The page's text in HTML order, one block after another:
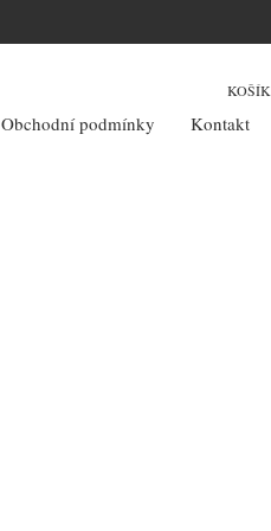
KOŠÍK
Obchodní podmínky Kontakt